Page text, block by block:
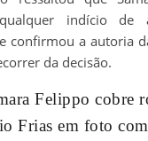
indício de
confirmou a autoria
da decisão.
Felippo cobre
Frias em foto